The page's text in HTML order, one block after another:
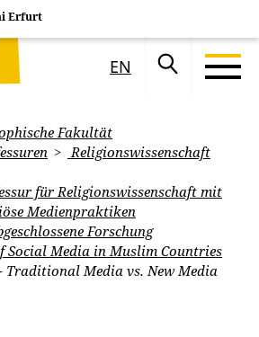
Erfurt
EN
Fakultät
Religionswissenschaft
für Religionswissenschaft mit
Medienpraktiken
Forschung
Social Media in Muslim Countries
Traditional Media vs. New Media